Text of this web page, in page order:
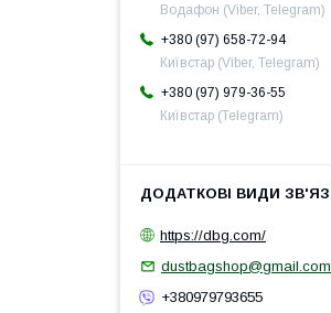
Водафон (Viber, Telegram)
+380 (97) 658-72-94
Київстар (Viber, Telegram)
+380 (97) 979-36-55
Київстар (Telegram)
https://dbg.com/
dustbagshop@gmail.com
+380979793655